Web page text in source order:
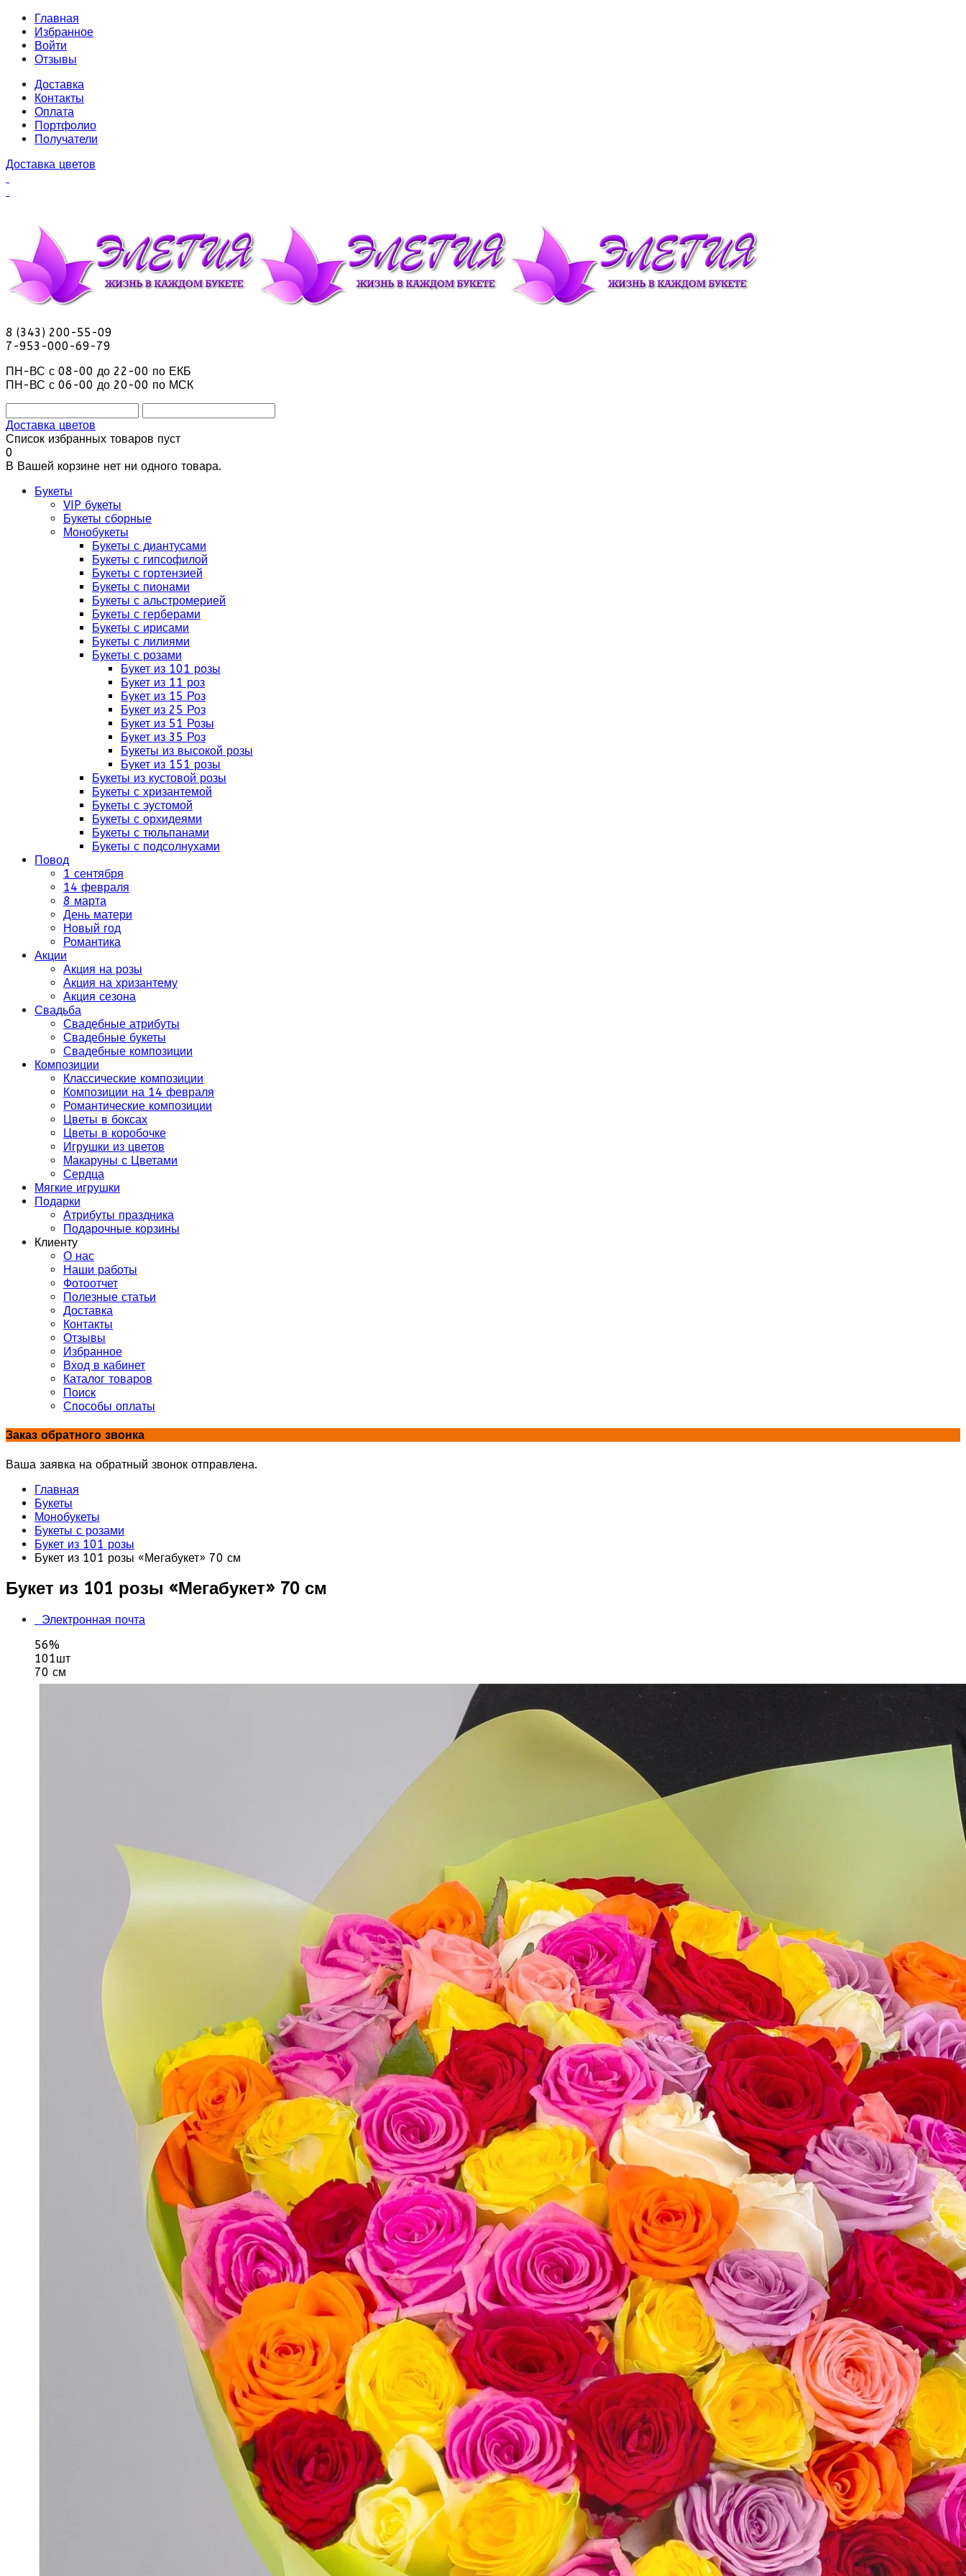
Главная
Избранное
Войти
Отзывы
Доставка
Контакты
Оплата
Портфолио
Получатели
Доставка цветов
8 (343) 200-55-09
7-953-000-69-79
ПН-ВС с 08-00 до 22-00 по ЕКБ
ПН-ВС с 06-00 до 20-00 по МСК
Доставка цветов
Список избранных товаров пуст
0
В Вашей корзине нет ни одного товара.
Букеты
VIP букеты
Букеты сборные
Монобукеты
Букеты с диантусами
Букеты с гипсофилой
Букеты с гортензией
Букеты с пионами
Букеты с альстромерией
Букеты с герберами
Букеты с ирисами
Букеты с лилиями
Букеты с розами
Букет из 101 розы
Букет из 11 роз
Букет из 15 Роз
Букет из 25 Роз
Букет из 51 Розы
Букет из 35 Роз
Букеты из высокой розы
Букет из 151 розы
Букеты из кустовой розы
Букеты с хризантемой
Букеты с эустомой
Букеты с орхидеями
Букеты с тюльпанами
Букеты с подсолнухами
Повод
1 сентября
14 февраля
8 марта
День матери
Новый год
Романтика
Акции
Акция на розы
Акция на хризантему
Акция сезона
Свадьба
Свадебные атрибуты
Свадебные букеты
Свадебные композиции
Композиции
Классические композиции
Композиции на 14 февраля
Романтические композиции
Цветы в боксах
Цветы в коробочке
Игрушки из цветов
Макаруны с Цветами
Сердца
Мягкие игрушки
Подарки
Атрибуты праздника
Подарочные корзины
Клиенту
О нас
Наши работы
Фотоотчет
Полезные статьи
Доставка
Контакты
Отзывы
Избранное
Вход в кабинет
Каталог товаров
Поиск
Способы оплаты
Заказ обратного звонка
Ваша заявка на обратный звонок отправлена.
Главная
Букеты
Монобукеты
Букеты с розами
Букет из 101 розы
Букет из 101 розы «Мегабукет» 70 см
Букет из 101 розы «Мегабукет» 70 см
Электронная почта
56%
101шт
70 см